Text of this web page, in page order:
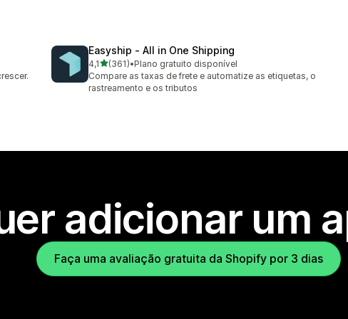
Easyship ‑ All in One Shipping
4,1de 5 estrelas
(361)
361 avaliações ao todo
•Plano gratuito disponível
Compare as taxas de frete e automatize as etiquetas, o
rastreamento e os tributos
adicionar um
Faça uma avaliação gratuita da Shopify por 3 dias